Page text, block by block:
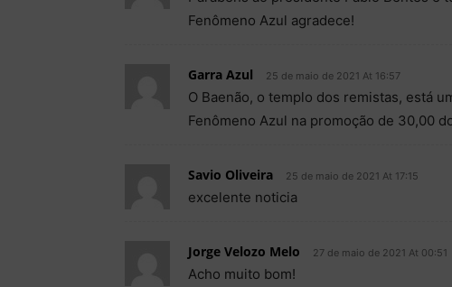
Fenômeno Azul agradece!
Garra Azul 25 de maio de 2021 At 16:57
O Baenão, o templo dos remistas, está
Fenômeno Azul na promoção de 30,00
Savio Oliveira 25 de maio de 2021 At 17:15
excelente noticia
Jorge Velozo Melo 27 de maio de 2021 At 00:51
Acho muito bom!